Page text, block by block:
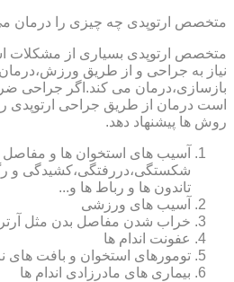
متخصص ارتوپدی چه چیزی را درمان
متخصص ارتوپدی بسیاری از مشکلات
نیاز به جراحی و از طریق
بازسازی،درمان می کند.اگر جراحی
است درمان از طریق جراحی ارتوپدی را
روش ها پیشنهاد دهد.
آسیب های استخوان ها و مفاصل
شکستگی،دررفتگی،کشیدگی و
تاندون ها و رباط ها و...
آسیب های ورزشی
خراب شدن مفاصل بدن مثل
عفونت اندام ها
تومورهای استخوان و بافت های
بیماری های مادرزادی اندام ها